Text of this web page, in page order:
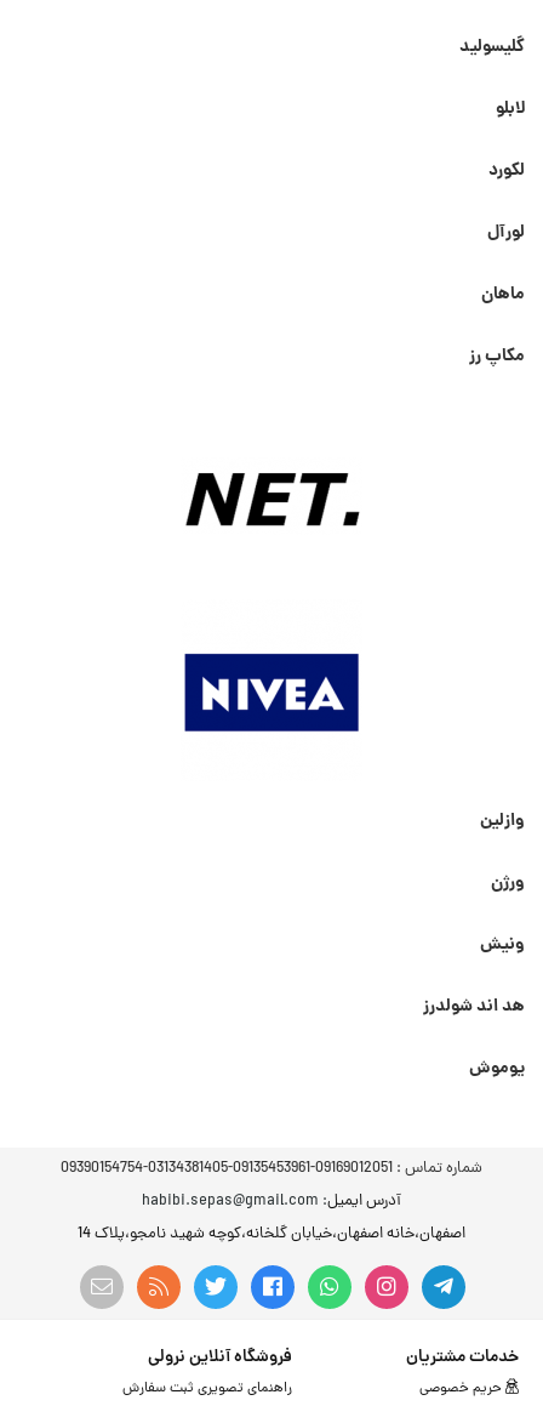
گلیسولید
لابلو
لکورد
لورآل
ماهان
مکاپ رز
وازلین
ورژن
ونیش
هد اند شولدرز
یوموش
شماره تماس : 09169012051-09135453961-03134381405-09390154754
آدرس ایمیل: habibi.sepas@gmail.com
اصفهان،خانه اصفهان،خیابان گلخانه،کوچه شهید نامجو،پلاک 14
خدمات مشتریان
حریم خصوصی
فروشگاه آنلاین نرولی
راهنمای تصویری ثبت سفارش